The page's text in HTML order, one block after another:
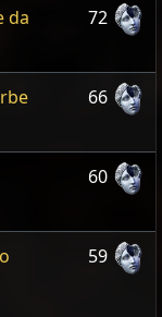
da
72
66
60
59